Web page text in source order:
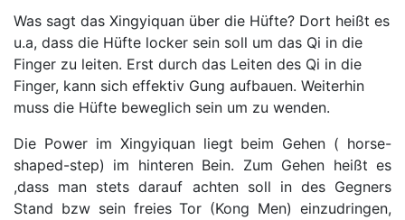
Was sagt das Xingyiquan über die Hüfte? Dort heißt es
u.a, dass die Hüfte locker sein soll um das Qi in die
Finger zu leiten. Erst durch das Leiten des Qi in die
Finger, kann sich effektiv Gung aufbauen. Weiterhin
muss die Hüfte beweglich sein um zu wenden.
Die Power im Xingyiquan liegt beim Gehen ( horse-
shaped-step) im hinteren Bein. Zum Gehen heißt es
,dass man stets darauf achten soll in des Gegners
Stand bzw sein freies Tor (Kong Men) einzudringen,